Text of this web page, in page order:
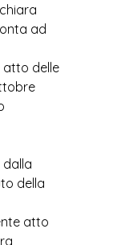
ad
atto delle
della
atto